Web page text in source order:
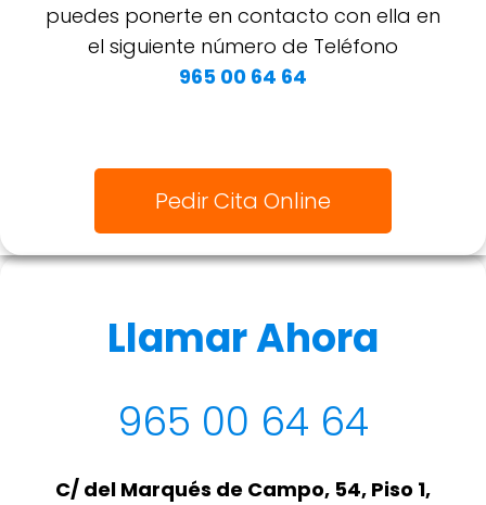
puedes ponerte en contacto con ella en
el siguiente número de Teléfono
965 00 64 64
Pedir Cita Online
Llamar Ahora
965 00 64 64
C/ del Marqués de Campo, 54, Piso 1,